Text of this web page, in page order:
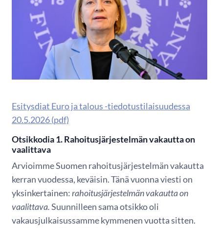
Esitysdiat Euro ja talous -tiedotustilaisuudessa
20.5.2026 (pdf)
Otsikkodia 1. Rahoitusjärjestelmän vakautta on
vaalittava
Arvioimme Suomen rahoitusjärjestelmän vakautta
kerran vuodessa, keväisin. Tänä vuonna viesti on
yksinkertainen:rahoitusjärjestelmän vakautta on
vaalittava.Suunnilleen sama otsikko oli
vakausjulkaisussamme kymmenen vuotta sitten.